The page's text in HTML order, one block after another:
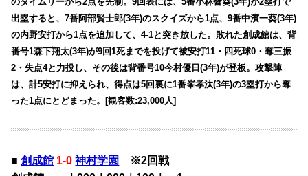
出塁すると、7番阿部賢士郎(3年)のスクイズから1点、9番中濱一葵(3年)
の内野安打から1点を追加して、4-1と突き放した。敗れた創成館は、背
番号1森下翔太(3年)が9回1死までを投げて被安打11・四死球0・奪三振
2・失点4と力投し、その後は背番号10今村優日(3年)が登板。攻撃陣
は、計5安打に抑えられ、得点は5回裏に1番峯孝汰(3年)の3塁打から奪
った1点にとどまった。[観客数:23,000人]
■創成館 1-0 神村学園
※2回戦